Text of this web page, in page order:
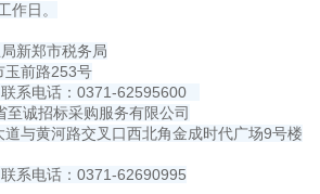
日。
新郑市税务局
前路253号
电话：0371-62595600
诚招标采购服务有限公司
与黄河路交叉口西北角金成时代广场9号楼
电话：0371-62690995